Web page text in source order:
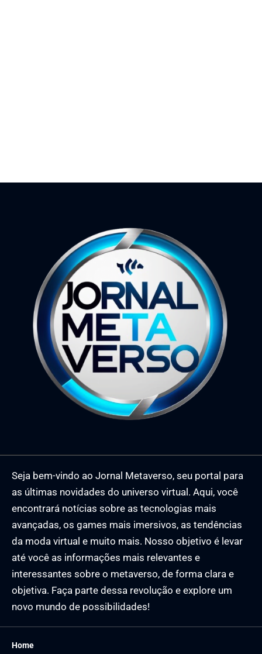
Seja bem-vindo ao Jornal Metaverso, seu portal para
as últimas novidades do universo virtual. Aqui, você
encontrará notícias sobre as tecnologias mais
avançadas, os games mais imersivos, as tendências
da moda virtual e muito mais. Nosso objetivo é levar
até você as informações mais relevantes e
interessantes sobre o metaverso, de forma clara e
objetiva. Faça parte dessa revolução e explore um
novo mundo de possibilidades!
Home